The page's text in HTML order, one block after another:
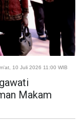
10 Juli 2026 11:00 WIB
Makam